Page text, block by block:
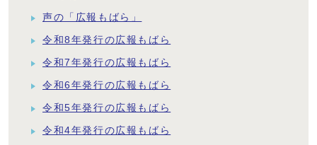
声の「広報もばら」
令和8年発行の広報もばら
令和7年発行の広報もばら
令和6年発行の広報もばら
令和5年発行の広報もばら
令和4年発行の広報もばら